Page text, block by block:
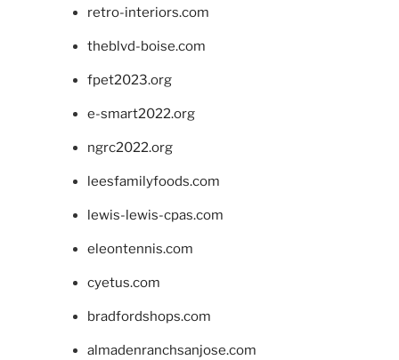
retro-interiors.com
theblvd-boise.com
fpet2023.org
e-smart2022.org
ngrc2022.org
leesfamilyfoods.com
lewis-lewis-cpas.com
eleontennis.com
cyetus.com
bradfordshops.com
almadenranchsanjose.com